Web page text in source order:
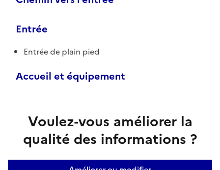
Entrée
Entrée de plain pied
Accueil et équipement
Voulez-vous améliorer la
qualité des informations ?